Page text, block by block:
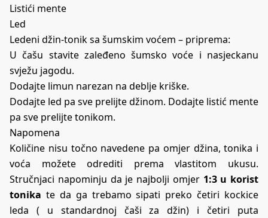
Listići mente
Led
Ledeni džin-tonik sa šumskim voćem – priprema:
U čašu stavite zaleđeno šumsko voće i nasjeckanu
svježu jagodu.
Dodajte limun narezan na deblje kriške.
Dodajte led pa sve prelijte džinom. Dodajte listić mente
pa sve prelijte tonikom.
Napomena
Količine nisu točno navedene pa omjer džina, tonika i
voća možete odrediti prema vlastitom ukusu.
Stručnjaci napominju da je najbolji omjer 1:3 u korist
tonika te da ga trebamo sipati preko četiri kockice
leda ( u standardnoj čaši za džin) i četiri puta